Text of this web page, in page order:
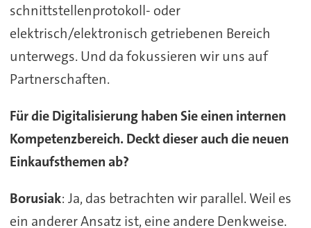
schnittstellenprotokoll- oder
elektrisch/elektronisch getriebenen Bereich
unterwegs. Und da fokussieren wir uns auf
Partnerschaften.
Für die Digitalisierung haben Sie einen internen
Kompetenzbereich. Deckt dieser auch die neuen
Einkaufsthemen ab?
Borusiak: Ja, das betrachten wir parallel. Weil es
ein anderer Ansatz ist, eine andere Denkweise.